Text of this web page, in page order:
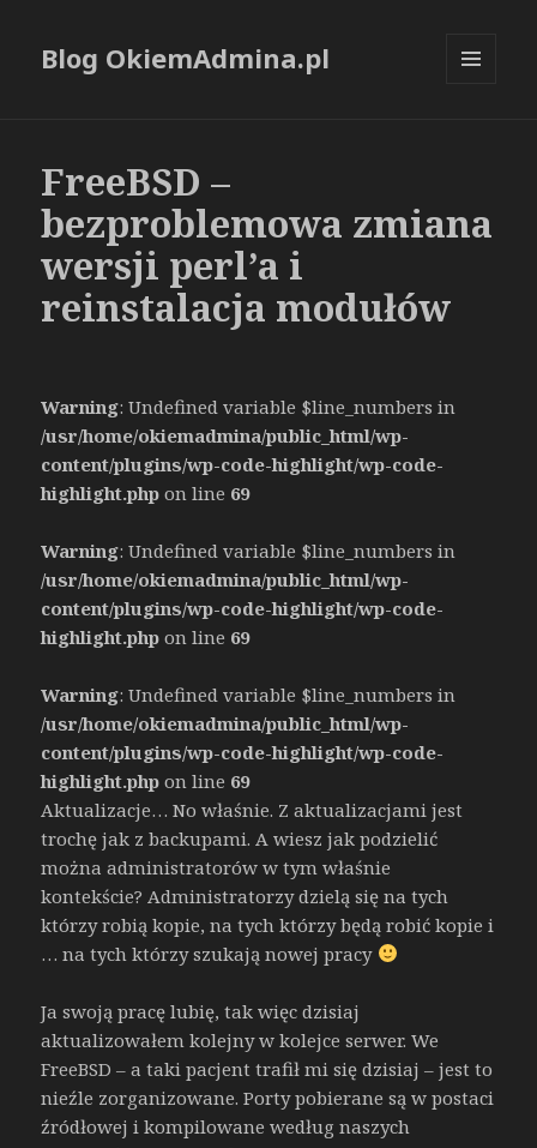
Blog OkiemAdmina.pl
FreeBSD –
bezproblemowa zmiana
wersji perl’a i
reinstalacja modułów
Warning: Undefined variable $line_numbers in
/usr/home/okiemadmina/public_html/wp-
content/plugins/wp-code-highlight/wp-code-
highlight.php on line 69
Warning: Undefined variable $line_numbers in
/usr/home/okiemadmina/public_html/wp-
content/plugins/wp-code-highlight/wp-code-
highlight.php on line 69
Warning: Undefined variable $line_numbers in
/usr/home/okiemadmina/public_html/wp-
content/plugins/wp-code-highlight/wp-code-
highlight.php on line 69
Aktualizacje… No właśnie. Z aktualizacjami jest
trochę jak z backupami. A wiesz jak podzielić
można administratorów w tym właśnie
kontekście? Administratorzy dzielą się na tych
którzy robią kopie, na tych którzy będą robić kopie i
… na tych którzy szukają nowej pracy
Ja swoją pracę lubię, tak więc dzisiaj
aktualizowałem kolejny w kolejce serwer. We
FreeBSD – a taki pacjent trafił mi się dzisiaj – jest to
nieźle zorganizowane. Porty pobierane są w postaci
źródłowej i kompilowane według naszych